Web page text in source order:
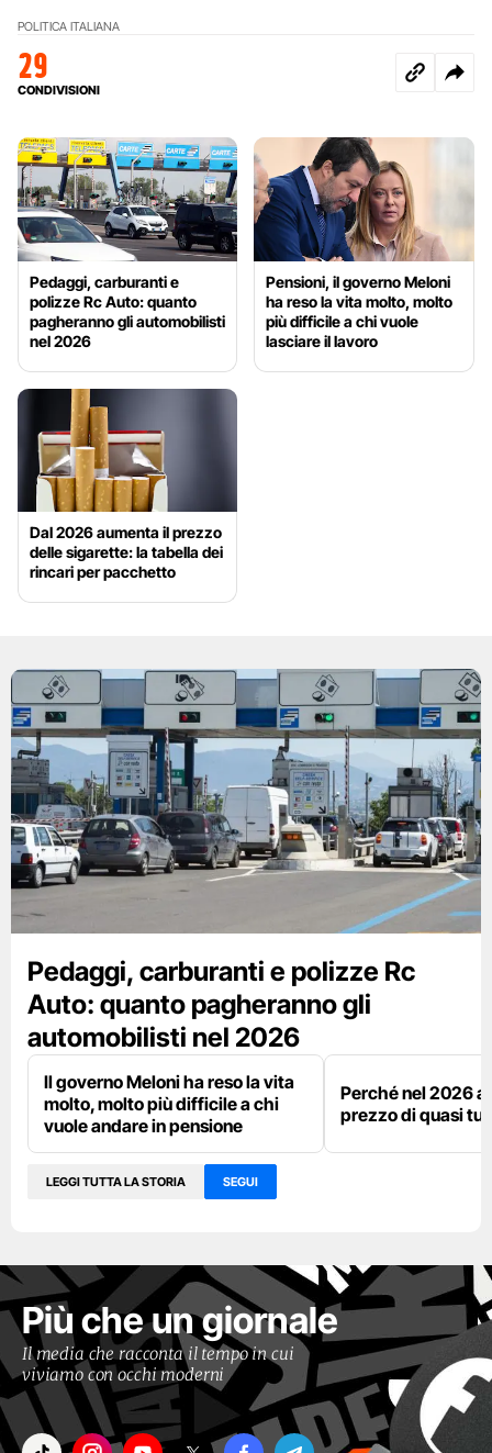
POLITICA ITALIANA
29
CONDIVISIONI
Pedaggi, carburanti e
polizze Rc Auto: quanto
pagheranno gli automobilisti
nel 2026
Pensioni, il governo Meloni
ha reso la vita molto, molto
più difficile a chi vuole
lasciare il lavoro
Dal 2026 aumenta il prezzo
delle sigarette: la tabella dei
rincari per pacchetto
Pedaggi, carburanti e polizze Rc
Auto: quanto pagheranno gli
automobilisti nel 2026
Il governo Meloni ha reso la vita
molto, molto più difficile a chi
vuole andare in pensione
Perché nel 2026
prezzo di quasi
LEGGI TUTTA LA STORIA SEGUI
Più che un giornale
Il media che racconta il tempo in cui
viviamo con occhi moderni